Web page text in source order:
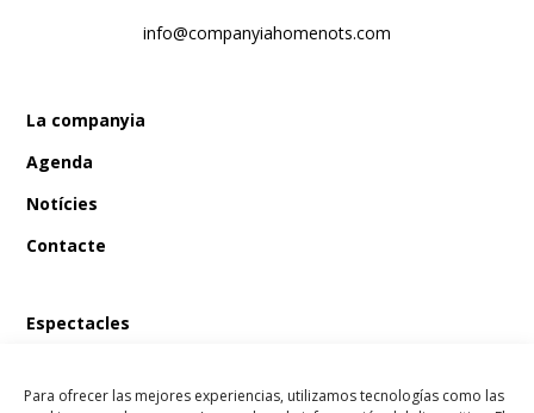
Para ofrecer las mejores experiencias, utilizamos tecnologías como las
info@companyiahomenots.com
La companyia
Agenda
Notícies
Contacte
Espectacles